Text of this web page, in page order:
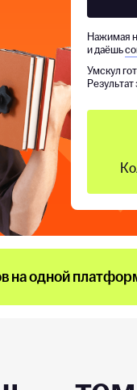
Нажимая
и даёшь
Умскул
на одной